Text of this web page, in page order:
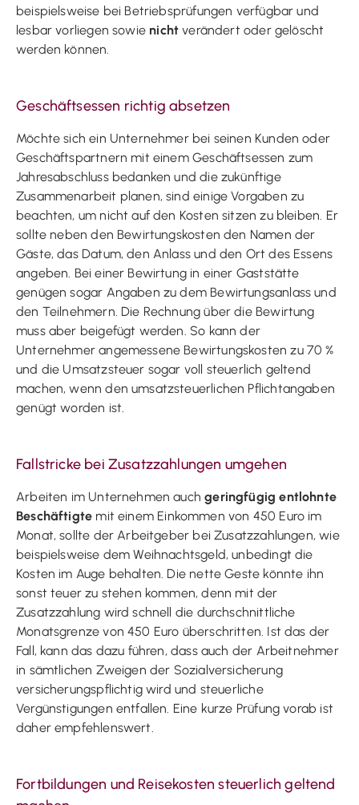
beispielsweise bei Betriebsprüfungen verfügbar und
lesbar vorliegen sowie nicht verändert oder gelöscht
werden können.
Geschäftsessen richtig absetzen
Möchte sich ein Unternehmer bei seinen Kunden oder
Geschäftspartnern mit einem Geschäftsessen zum
Jahresabschluss bedanken und die zukünftige
Zusammenarbeit planen, sind einige Vorgaben zu
beachten, um nicht auf den Kosten sitzen zu bleiben. Er
sollte neben den Bewirtungskosten den Namen der
Gäste, das Datum, den Anlass und den Ort des Essens
angeben. Bei einer Bewirtung in einer Gaststätte
genügen sogar Angaben zu dem Bewirtungsanlass und
den Teilnehmern. Die Rechnung über die Bewirtung
muss aber beigefügt werden. So kann der
Unternehmer angemessene Bewirtungskosten zu 70 %
und die Umsatzsteuer sogar voll steuerlich geltend
machen, wenn den umsatzsteuerlichen Pflichtangaben
genügt worden ist.
Fallstricke bei Zusatzzahlungen umgehen
Arbeiten im Unternehmen auchgeringfügig entlohnte
Beschäftigte mit einem Einkommen von 450 Euro im
Monat, sollte der Arbeitgeber bei Zusatzzahlungen, wie
beispielsweise dem Weihnachtsgeld, unbedingt die
Kosten im Auge behalten. Die nette Geste könnte ihn
sonst teuer zu stehen kommen, denn mit der
Zusatzzahlung wird schnell die durchschnittliche
Monatsgrenze von 450 Euro überschritten. Ist das der
Fall, kann das dazu führen, dass auch der Arbeitnehmer
in sämtlichen Zweigen der Sozialversicherung
versicherungspflichtig wird und steuerliche
Vergünstigungen entfallen. Eine kurze Prüfung vorab ist
daher empfehlenswert.
Fortbildungen und Reisekosten steuerlich geltend